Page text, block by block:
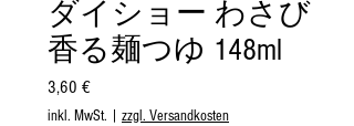
ダイショー わさび
香る麺つゆ 148ml
3,60 €Preis
inkl. MwSt. zzgl. Versandkosten